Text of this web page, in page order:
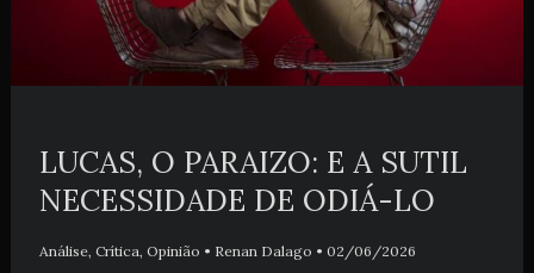
LUCAS, O PARAIZO: E A SUTIL
NECESSIDADE DE ODIÁ-LO
Análise, Crítica Opinião • Renan Dalago • 02/06/2026